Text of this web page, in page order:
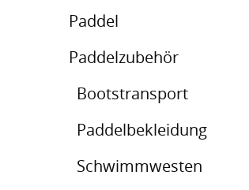
Paddel
Paddelzubehör
Bootstransport
Paddelbekleidung
Schwimmwesten